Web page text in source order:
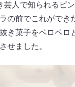
芸人で知られるピ
の前でこれができ
き菓子をベロベロ
せました。